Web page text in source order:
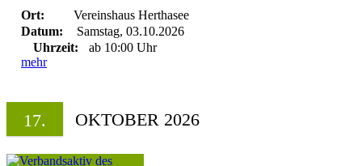
Ort:
Vereinshaus Herthasee
Datum:
Samstag, 03.10.2026
Uhrzeit:
ab 10:00 Uhr
mehr
17. OKTOBER 2026